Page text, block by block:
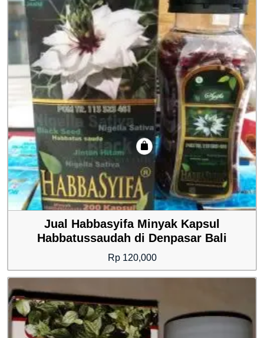
Jual Habbasyifa Minyak Kapsul
Habbatussaudah di Denpasar Bali
Rp120,000